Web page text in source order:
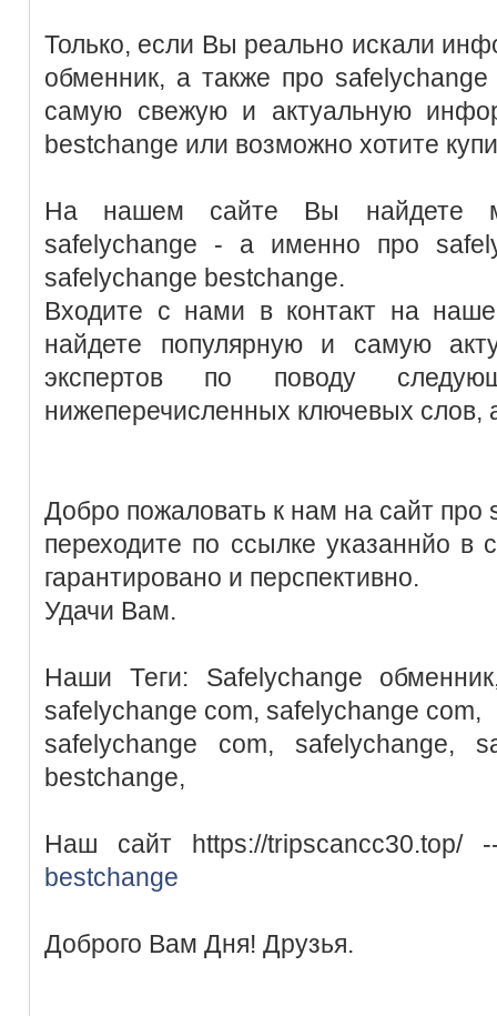
Только, если Вы реально искали
обменник, а также про
самую свежую и актуальную
bestchange или возможно хотите
На нашем сайте Вы найдете
safelychange - а именно про
safelychange bestchange.
Входите с нами в контакт на
найдете популярную и самую
экспертов по поводу
нижеперечисленных ключевых слов,
Добро пожаловать к нам на сайт
переходите по ссылке указаннйо в
гарантировано и перспективно.
Удачи Вам.
Наши Теги: Safelychange
safelychange com, safelychange com,
safelychange com, safelychange,
bestchange,
Наш сайт https://
bestchange
Доброго Вам Дня! Друзья.